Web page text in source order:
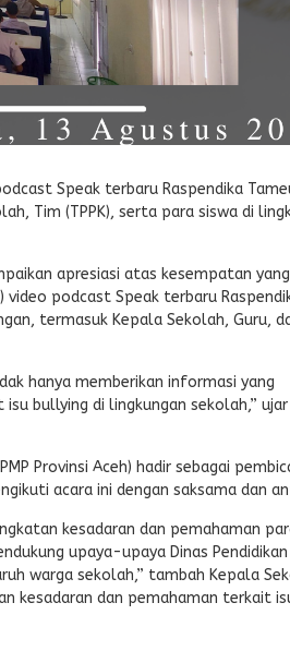
Speak terbaru Raspendika
Tim (TPPK), serta para siswa di
apresiasi atas kesempatan
podcast Speak terbaru
termasuk Kepala Sekolah, Guru,
hanya memberikan informasi yang
bullying di lingkungan sekolah,”
Provinsi Aceh) hadir sebagai
acara ini dengan saksama dan
kesadaran dan pemahaman
upaya-upaya Dinas Pendidikan
warga sekolah,” tambah Kepala
kesadaran dan pemahaman terkait